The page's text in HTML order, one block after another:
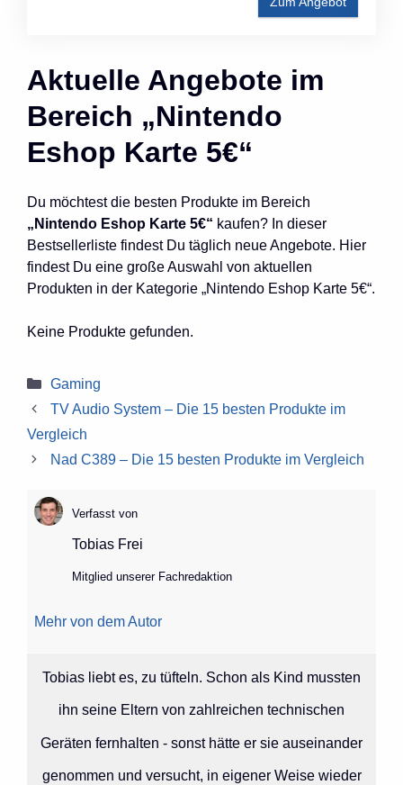
Aktuelle Angebote im
Bereich „Nintendo
Eshop Karte 5€“
Du möchtest die besten Produkte im Bereich
„Nintendo Eshop Karte 5€“ kaufen? In dieser
Bestsellerliste findest Du täglich neue Angebote. Hier
findest Du eine große Auswahl von aktuellen
Produkten in der Kategorie „Nintendo Eshop Karte 5€“.
Keine Produkte gefunden.
Kategorien
Gaming
TV Audio System – Die 15 besten Produkte im
Vergleich
Nad C389 – Die 15 besten Produkte im Vergleich
Verfasst von
Tobias Frei
Mitglied unserer Fachredaktion
Mehr von dem Autor
Tobias liebt es, zu tüfteln. Schon als Kind mussten
ihn seine Eltern von zahlreichen technischen
Geräten fernhalten - sonst hätte er sie auseinander
genommen und versucht, in eigener Weise wieder